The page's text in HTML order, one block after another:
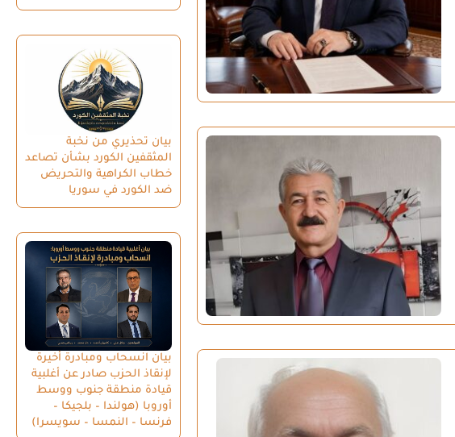
بيان تحذيري من نخبة
المثقفين الكورد بشأن تصاعد
خطاب الكراهية والتحريض
ضد الكورد في سوريا
بيان انسحاب ومبادرة أخيرة
لإنقاذ الحزب صادر عن أغلبية
قيادة منطقة جنوب ووسط
أوروبا (هولندا – بلجيكا –
فرنسا – النمسا – سويسرا)